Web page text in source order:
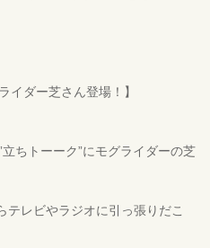
イダー芝さん登場！】
ちトーーク”にモグライダーの芝
レビやラジオに引っ張りだこ